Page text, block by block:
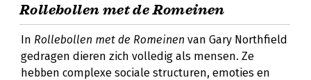
Rollebollen met de Romeinen
In Rollebollen met de Romeinen van Gary Northfield
gedragen dieren zich volledig als mensen. Ze
hebben complexe sociale structuren, emoties en